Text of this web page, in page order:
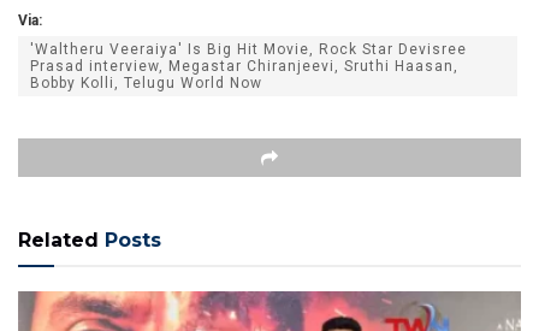
Via:
'Waltheru Veeraiya' Is Big Hit Movie, Rock Star Devisree
Prasad interview, Megastar Chiranjeevi, Sruthi Haasan,
Bobby Kolli, Telugu World Now
Related Posts